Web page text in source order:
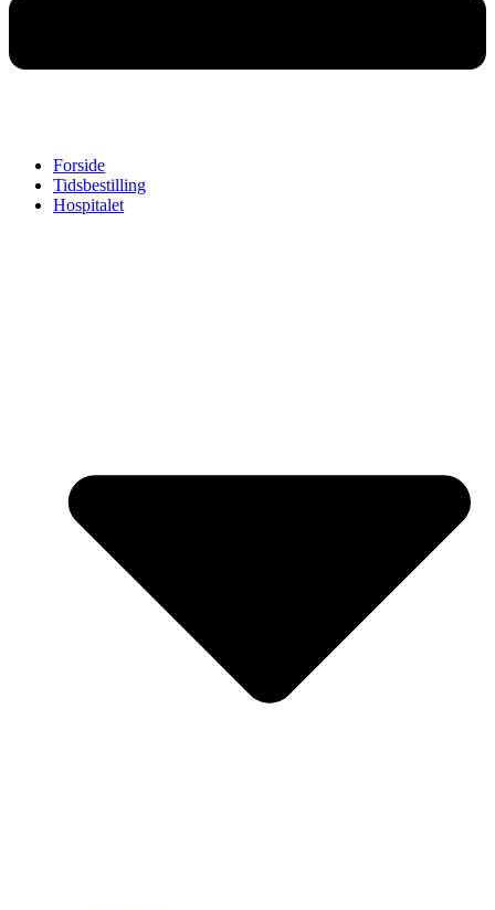
Forside
Tidsbestilling
Hospitalet